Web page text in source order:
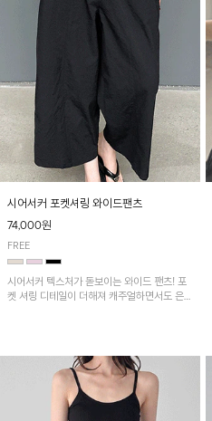
시어서커 포켓셔링 와이드팬츠
74,000원
FREE
시어서커 텍스처가 돋보이는 와이드 팬츠! 포
켓 셔링 디테일이 더해져 캐주얼하면서도 은은
아이템으로 활용하기 좋아요~